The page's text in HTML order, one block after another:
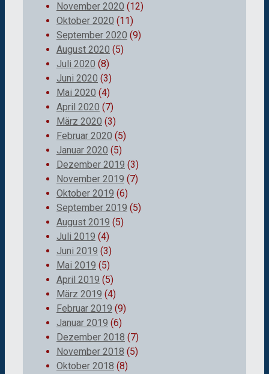
November 2020 (12)
Oktober 2020 (11)
September 2020 (9)
August 2020 (5)
Juli 2020 (8)
Juni 2020 (3)
Mai 2020 (4)
April 2020 (7)
März 2020 (3)
Februar 2020 (5)
Januar 2020 (5)
Dezember 2019 (3)
November 2019 (7)
Oktober 2019 (6)
September 2019 (5)
August 2019 (5)
Juli 2019 (4)
Juni 2019 (3)
Mai 2019 (5)
April 2019 (5)
März 2019 (4)
Februar 2019 (9)
Januar 2019 (6)
Dezember 2018 (7)
November 2018 (5)
Oktober 2018 (8)